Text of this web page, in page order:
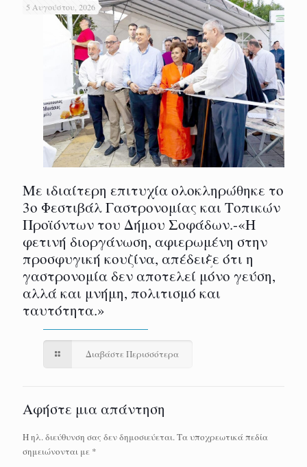
5 Αυγούστου, 2026
Με ιδιαίτερη επιτυχία ολοκληρώθηκε το
3ο Φεστιβάλ Γαστρονομίας και Τοπικών
Προϊόντων του Δήμου Σοφάδων.-«Η
φετινή διοργάνωση, αφιερωμένη στην
προσφυγική κουζίνα, απέδειξε ότι η
γαστρονομία δεν αποτελεί μόνο γεύση,
αλλά και μνήμη, πολιτισμό και
ταυτότητα.»
Διαβάστε Περισσότερα
Αφήστε μια απάντηση
Η ηλ. διεύθυνση σας δεν δημοσιεύεται.Τα υποχρεωτικά πεδία
σημειώνονται με *